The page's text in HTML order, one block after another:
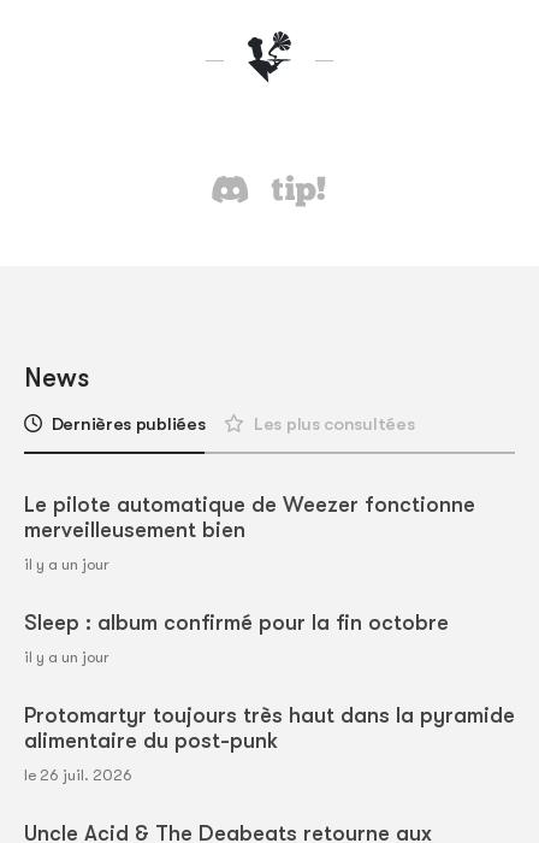
News
Dernières publiées Les plus consultées
Le pilote automatique de Weezer fonctionne
merveilleusement bien
il y a un jour
Sleep : album confirmé pour la fin octobre
il y a un jour
Protomartyr toujours très haut dans la pyramide
alimentaire du post-punk
le 26 juil. 2026
Uncle Acid & The Deabeats retourne aux